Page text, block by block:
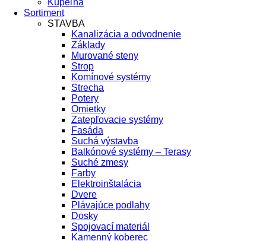
Kúpeľňa
Sortiment
STAVBA
Kanalizácia a odvodnenie
Základy
Murované steny
Strop
Komínové systémy
Strecha
Potery
Omietky
Zatepľovacie systémy
Fasáda
Suchá výstavba
Balkónové systémy – Terasy
Suché zmesy
Farby
Elektroinštalácia
Dvere
Plávajúce podlahy
Dosky
Spojovací materiál
Kamenný koberec